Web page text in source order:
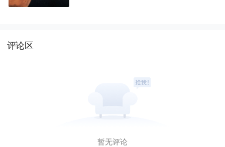
评论区
暂无评论